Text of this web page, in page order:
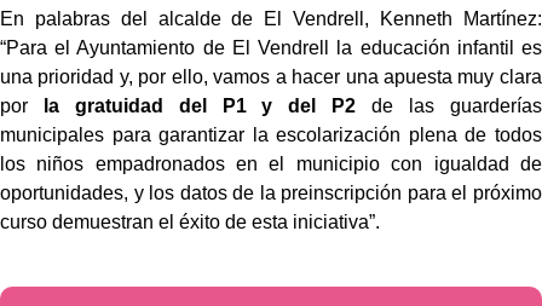
En palabras del alcalde de El Vendrell, Kenneth Martínez:
“Para el Ayuntamiento de El Vendrell la educación infantil es
una prioridad y, por ello, vamos a hacer una apuesta muy clara
por la gratuidad del P1 y del P2 de las guarderías
municipales para garantizar la escolarización plena de todos
los niños empadronados en el municipio con igualdad de
oportunidades, y los datos de la preinscripción para el próximo
curso demuestran el éxito de esta iniciativa”.